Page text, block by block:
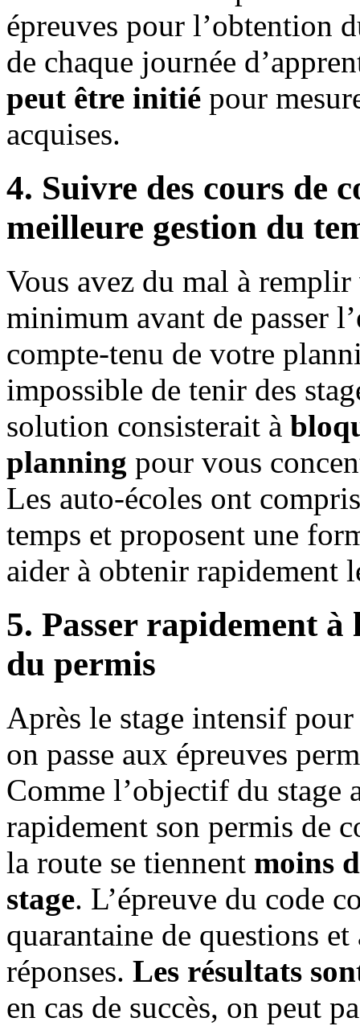
épreuves pour l’obtention
de chaque journée
peut être initié pour
acquises.
4. Suivre des cours de
meilleure gestion du
Vous avez du mal à
minimum avant de passer
compte-tenu de votre
impossible de tenir des
solution consisterait à
planning pour vous
Les auto-écoles ont
temps et proposent une
aider à obtenir rapidement
5. Passer rapidement à
du permis
Après le stage intensif
on passe aux épreuves
Comme l’objectif du stage
rapidement son permis de
la route se tiennent moins
stage. L’épreuve du code
quarantaine de questions
réponses. Les résultats
en cas de succès, on peut